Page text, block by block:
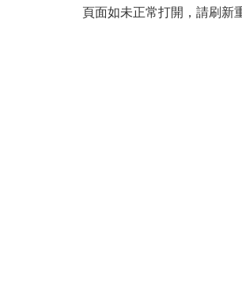
頁面如未正常打開，請刷新